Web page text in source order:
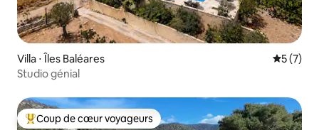
Villa ⋅ Îles Baléares
5 (7)
Studio génial
Coups de cœur voyageurs les plus appréciés
Coup de cœur voyageurs